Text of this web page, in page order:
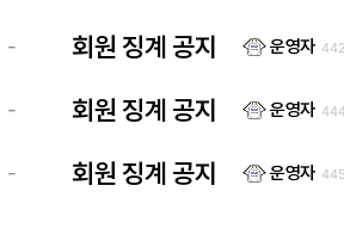
- 회원 징계 공지 운영자
- 회원 징계 공지 운영자
- 회원 징계 공지 운영자